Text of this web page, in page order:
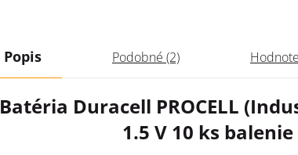
Popis Podobné (2)
Batéria Duracell PROCELL
1.5 V 10 ks balenie